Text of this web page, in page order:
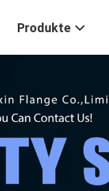
Produkte